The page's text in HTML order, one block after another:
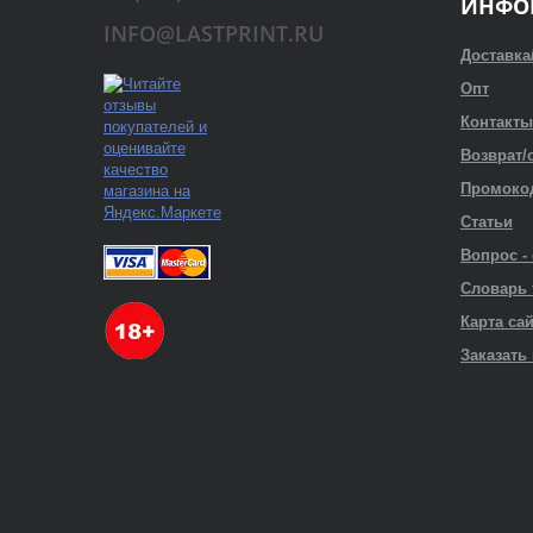
INFO@LASTPRINT.RU
Опт
Контакты
Возврат/
Статьи
Вопрос -
Словарь
Карта